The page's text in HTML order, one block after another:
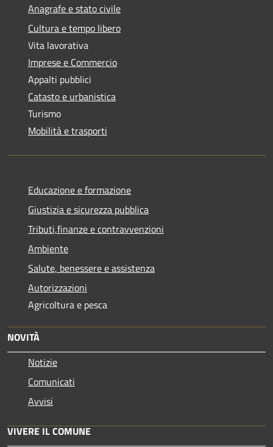
Anagrafe e stato civile
Cultura e tempo libero
Vita lavorativa
Imprese e Commercio
Appalti pubblici
Catasto e urbanistica
Turismo
Mobilità e trasporti
Educazione e formazione
Giustizia e sicurezza pubblica
Tributi,finanze e contravvenzioni
Ambiente
Salute, benessere e assistenza
Autorizzazioni
Agricoltura e pesca
NOVITÀ
Notizie
Comunicati
Avvisi
VIVERE IL COMUNE